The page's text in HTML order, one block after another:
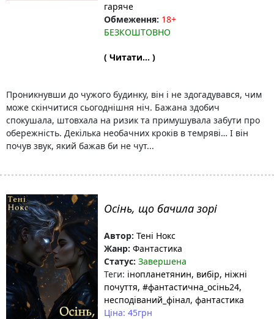
гаряче
Обмеження: 18+
БЕЗКОШТОВНО
( Читати... )
Проникнувши до чужого будинку, він і не здогадувався, чим
може скінчитися сьогоднішня ніч. Бажана здобич
спокушала, штовхала на ризик та примушувала забути про
обережність. Декілька необачних кроків в темряві… І він
почув звук, який бажав би не чут...
Осінь, що бачила зорі
Автор: Тені Нокс
Жанр: Фантастика
Статус: Завершена
Теги: інопланетянин, вибір, ніжні
почуття, #фантастична_осінь24,
несподіваний_фінал, фантастика
Ціна: 45грн